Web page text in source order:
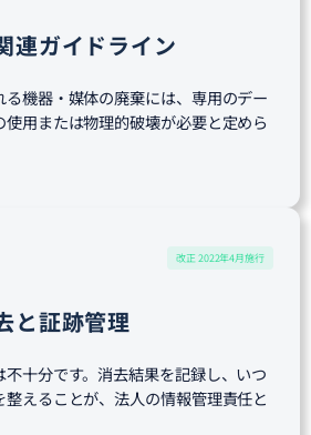
連ガイドライン
機器・媒体の廃棄には、専用のデー
用または物理的破壊が必要と定めら
改正 2022年4月施行
と証跡管理
不十分です。消去結果を記録し、いつ
えることが、法人の情報管理責任と